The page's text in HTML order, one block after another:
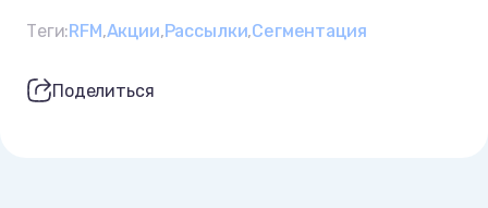
Теги:RFM Акции Рассылки Сегментация
Поделиться